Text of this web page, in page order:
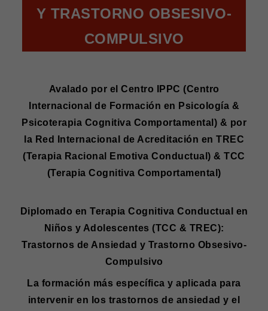
Y TRASTORNO OBSESIVO-
COMPULSIVO
Avalado por el Centro IPPC (Centro
Internacional de Formación en Psicología &
Psicoterapia Cognitiva Comportamental) & por
la Red Internacional de Acreditación en TREC
(Terapia Racional Emotiva Conductual) & TCC
(Terapia Cognitiva Comportamental)
Diplomado en Terapia Cognitiva Conductual en
Niños y Adolescentes (TCC & TREC):
Trastornos de Ansiedad y Trastorno Obsesivo-
Compulsivo
La formación más específica y aplicada para
intervenir en los trastornos de ansiedad y el